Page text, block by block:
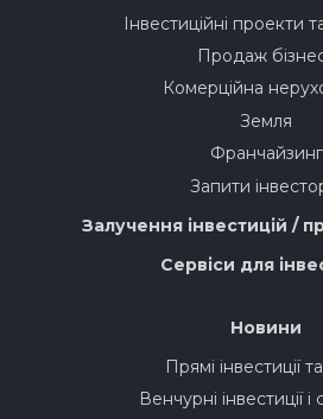
Інвестиційні проекти
Продаж
Комерційна
Земля
Франчайзинг
Запити
Залучення інвестицій /
Сервіси для
Новини
Прямі інвестиції
Венчурні інвестиції і